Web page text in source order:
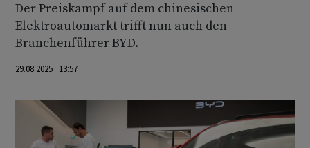
Der Preiskampf auf dem chinesischen
Elektroautomarkt trifft nun auch den
Branchenführer BYD.
29.08.2025 13:57